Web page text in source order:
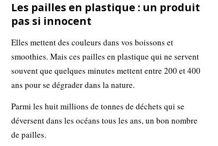
Les pailles en plastique : un produit
pas si innocent
Elles mettent des couleurs dans vos boissons et
smoothies. Mais ces pailles en plastique qui ne servent
souvent que quelques minutes mettent entre 200 et 400
ans pour se dégrader dans la nature.
Parmi les huit millions de tonnes de déchets qui se
déversent dans les océans tous les ans, un bon nombre
de pailles.